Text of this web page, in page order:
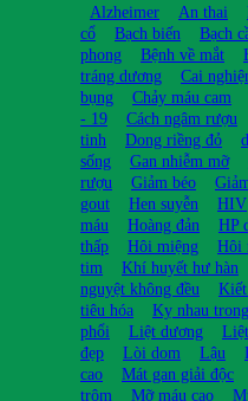
Alzheimer An thai
cổ
Bạch biến Bạch
phong
Bệnh về mắt
tráng dương
Cai
bụng
Chảy máu cam
- 19
Cách ngâm rượu
tinh
Dong riềng đỏ
sống
Gan nhiễm mỡ
rượu
Giảm béo
gout
Hen suyễn HIV
máu
Hoàng đản HP
thấp
Hôi miệng Hôi
tim
Khí huyết hư hàn
nguyệt không đều
tiêu hóa
Kỵ nhau
phổi
Liệt dương
đẹp
Lòi dom Lậu
cao
Mát gan giải độc
trộm
Mỡ máu cao